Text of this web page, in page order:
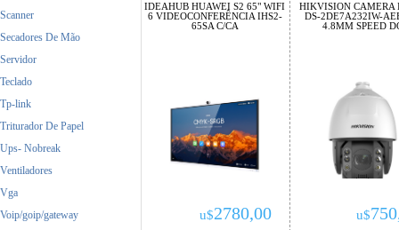
Scanner
Secadores De Mão
Servidor
Teclado
Tp-link
Triturador De Papel
Ups- Nobreak
Ventiladores
Vga
Voip/goip/gateway
IDEAHUB HUAWEI S2 65" WIFI
6 VIDEOCONFERÊNCIA IHS2-
65SA C/CA
u$2780,00
HIKVISION CAMERA
DS-2DE7A232IW-
4.8MM SPEED
u$